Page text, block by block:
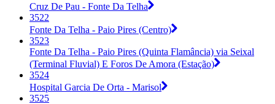
Cruz De Pau - Fonte Da Telha
3522
Fonte Da Telha - Paio Pires (Centro)
3523
Fonte Da Telha - Paio Pires (Quinta Flamância) via Seixal
(Terminal Fluvial) E Foros De Amora (Estação)
3524
Hospital Garcia De Orta - Marisol
3525